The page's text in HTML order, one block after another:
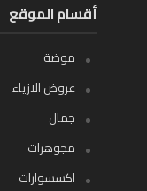
أقسام الموقع
موضة
عروض الازياء
جمال
مجوهرات
اكسسوارات